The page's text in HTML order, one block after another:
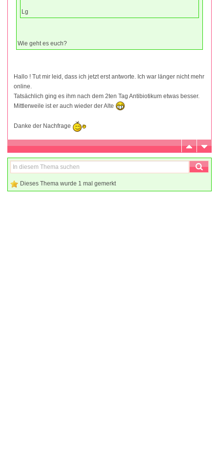
Lg
Wie geht es euch?
Hallo ! Tut mir leid, dass ich jetzt erst antworte. Ich war länger nicht mehr
online.
Tatsächlich ging es ihm nach dem 2ten Tag Antibiotikum etwas besser.
Mittlerweile ist er auch wieder der Alte
Danke der Nachfrage
Dieses Thema wurde 1 mal gemerkt